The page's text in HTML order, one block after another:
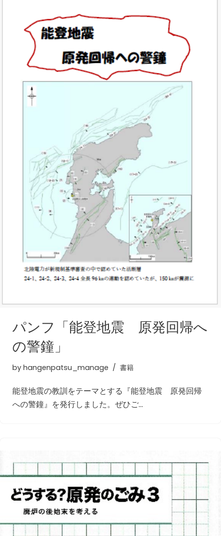
パンフ「能登地震 原発回帰へ
の警鐘」
by hangenpatsu_manage 書籍
能登地震の教訓をテーマとする『能登地震 原発回帰
への警鐘』を発行しました。ぜひご…